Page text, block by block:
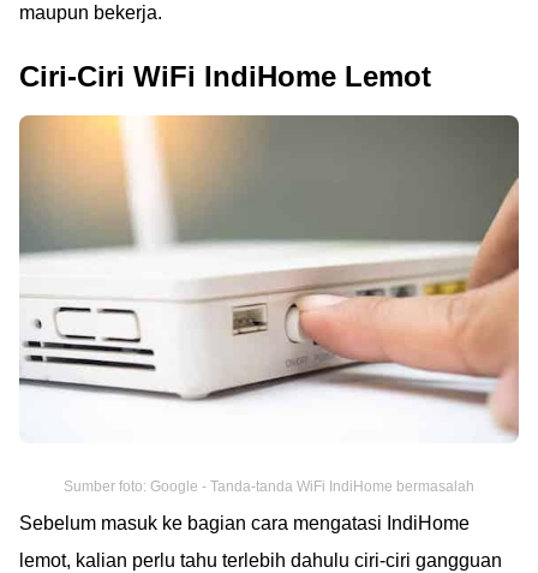
maupun bekerja.
Ciri-Ciri WiFi IndiHome Lemot
Sumber foto: Google - Tanda-tanda WiFi IndiHome bermasalah
Sebelum masuk ke bagian cara mengatasi IndiHome
lemot, kalian perlu tahu terlebih dahulu ciri-ciri gangguan